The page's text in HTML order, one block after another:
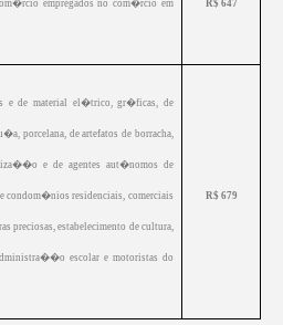
empregados no com�rcio em R$ 647
e de material el�trico, gr�ficas, de
porcelana, de artefatos de borracha,
e de agentes aut�nomos de
residenciais, comerciais
preciosas, estabelecimento de cultura,
escolar e motoristas do
R$ 679